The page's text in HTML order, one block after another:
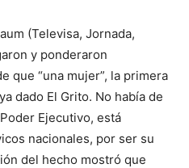
(Televisa, Jornada,
y ponderaron
que “una mujer”, la primera
dado El Grito. No había de
Ejecutivo, está
nacionales, por ser su
del hecho mostró que